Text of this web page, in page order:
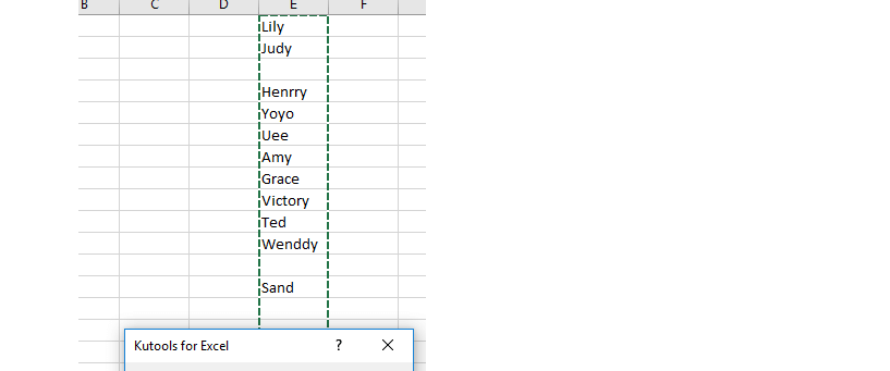
If cnt = xRg.Count Then
        MsgBox
"Value not found "
End If
    Application
.ScreenUpdating
End Sub